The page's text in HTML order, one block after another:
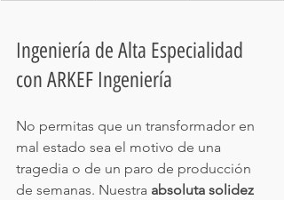
Ingeniería de Alta Especialidad
con ARKEF Ingeniería
No permitas que un transformador en
mal estado sea el motivo de una
tragedia o de un paro de producción
de semanas. Nuestra absoluta solidez